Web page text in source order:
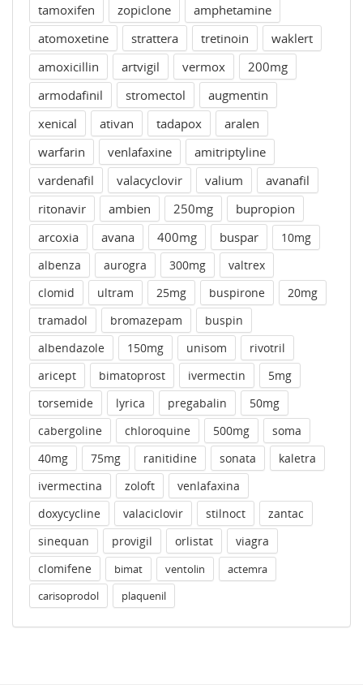
tamoxifen
zopiclone
amphetamine
atomoxetine
strattera tretinoin
waklert
amoxicillin
artvigil vermox
200mg
armodafinil
stromectol
augmentin
xenical
ativan tadapox
aralen
warfarin
venlafaxine
amitriptyline
vardenafil
valacyclovir valium
avanafil
ritonavir
ambien 250mg
bupropion
arcoxia
avana 400mg buspar
10mg
albenza
aurogra 300mg
valtrex
clomid
ultram 25mg buspirone
20mg
tramadol
bromazepam
buspin
albendazole
150mg unisom
rivotril
aricept
bimatoprost ivermectin
5mg
torsemide
lyrica pregabalin
50mg
cabergoline
chloroquine 500mg
soma
40mg
75mg ranitidine sonata
kaletra
ivermectina
zoloft
venlafaxina
doxycycline
valaciclovir stilnoct
zantac
sinequan
provigil orlistat
viagra
clomifene
bimat ventolin
actemra
carisoprodol
plaquenil